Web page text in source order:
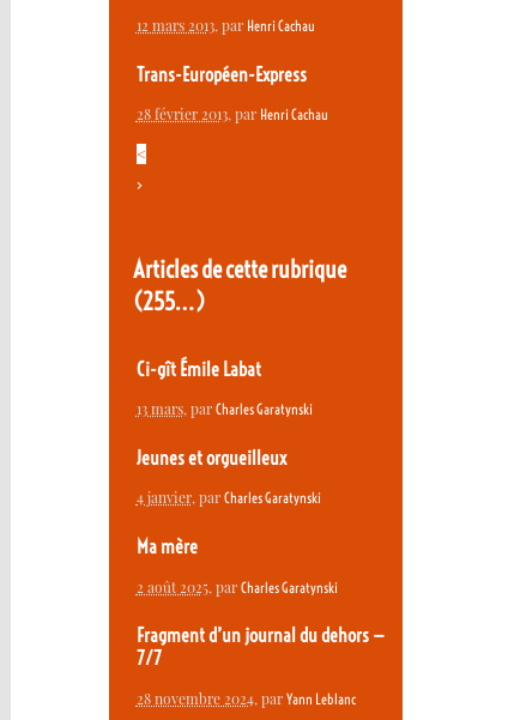
12 mars 2013, par Henri Cachau
Trans-Européen-Express
28 février 2013, par Henri Cachau
<
>
Articles de cette rubrique
(255…)
Ci-gît Émile Labat
13 mars, par Charles Garatynski
Jeunes et orgueilleux
4 janvier, par Charles Garatynski
Ma mère
2 août 2025, par Charles Garatynski
Fragment d’un journal du dehors —
7/7
28 novembre 2024, par Yann Leblanc